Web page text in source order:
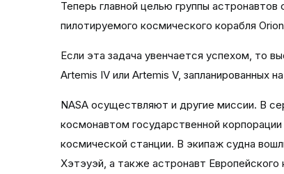
Теперь главной целью группы
пилотируемого космического корабля
Если эта задача увенчается успехом, то
Artemis IV или Artemis V, запланированных
NASA осуществляют и другие миссии. В
космонавтом государственной
космической станции. В экипаж судна
Хэтэуэй, а также астронавт